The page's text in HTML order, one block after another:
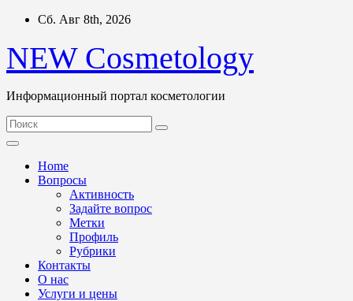
Перейти
содержимому
Сб. Авг 8th, 2026
NEW Cosmetology
Информационный портал косметологии
Home
Вопросы
Активность
Задайте вопрос
Метки
Профиль
Рубрики
Контакты
О нас
Услуги и цены